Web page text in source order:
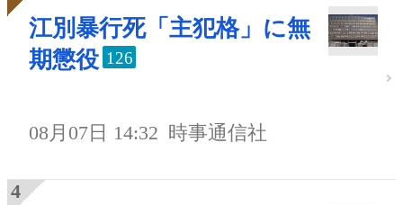
江別暴行死「主犯格」に無
期懲役 126
08月07日 14:32 時事通信社